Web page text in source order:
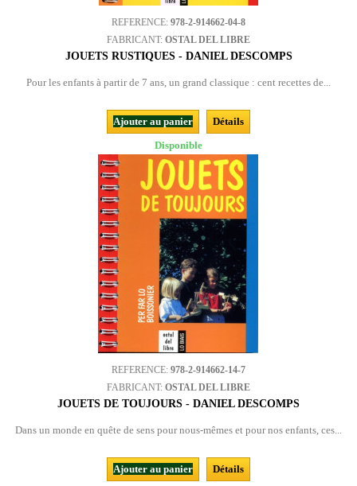
REFERENCE: 978-2-914662-04-8
FABRICANT: OSTAL DEL LIBRE
JOUETS RUSTIQUES - DANIEL DESCOMPS
Pour les enfants à partir de 7 ans, un grand classique : cent recettes de...
Ajouter au panier
Détails
Disponible
REFERENCE: 978-2-914662-14-7
FABRICANT: OSTAL DEL LIBRE
JOUETS DE TOUJOURS - DANIEL DESCOMPS
Dans un monde en quête de sens pour nous-mêmes et pour nos enfants, ces...
Ajouter au panier
Détails